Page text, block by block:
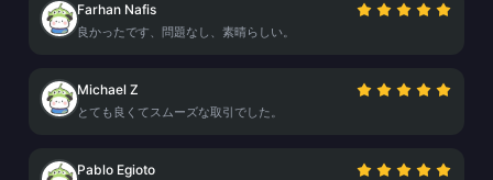
Farhan Nafis
良かったです、問題なし、素晴らしい。
Michael Z
とても良くてスムーズな取引でした。
Pablo Egioto